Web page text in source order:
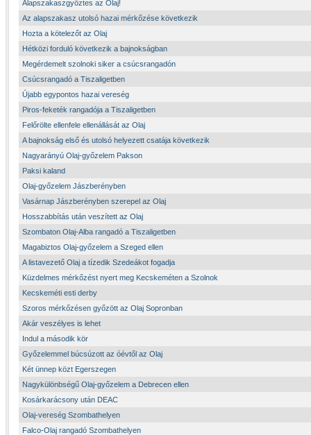
Alapszakaszgyőztes az Olaj!
Az alapszakasz utolsó hazai mérkőzése következik
Hozta a kötelezőt az Olaj
Hétközi forduló következik a bajnokságban
Megérdemelt szolnoki siker a csúcsrangadón
Csúcsrangadó a Tiszaligetben
Újabb egypontos hazai vereség
Piros-feketék rangadója a Tiszaligetben
Felőrölte ellenfele ellenállását az Olaj
A bajnokság első és utolsó helyezett csatája következik
Nagyarányú Olaj-győzelem Pakson
Paksi kaland
Olaj-győzelem Jászberényben
Vasárnap Jászberényben szerepel az Olaj
Hosszabbítás után veszített az Olaj
Szombaton Olaj-Alba rangadó a Tiszaligetben
Magabiztos Olaj-győzelem a Szeged ellen
A listavezető Olaj a tízedik Szedeákot fogadja
Küzdelmes mérkőzést nyert meg Kecskeméten a Szolnok
Kecskeméti esti derby
Szoros mérkőzésen győzött az Olaj Sopronban
Akár veszélyes is lehet
Indul a második kör
Győzelemmel búcsúzott az óévtől az Olaj
Két ünnep közt Egerszegen
Nagykülönbségű Olaj-győzelem a Debrecen ellen
Kosárkarácsony után DEAC
Olaj-vereség Szombathelyen
Falco-Olaj rangadó Szombathelyen